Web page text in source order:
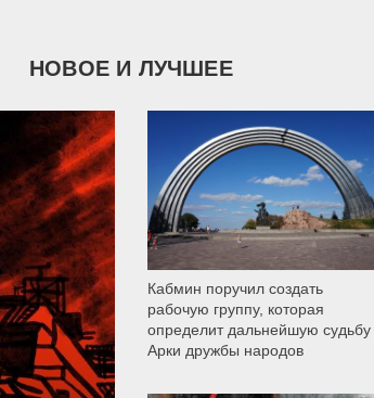
НОВОЕ И ЛУЧШЕЕ
Кабмин поручил создать
рабочую группу, которая
определит дальнейшую судьбу
Арки дружбы народов
9 787